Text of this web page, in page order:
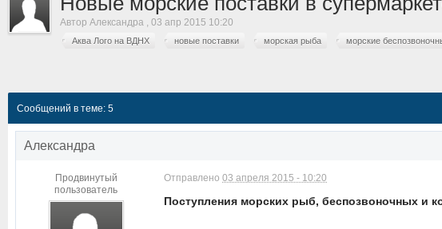
Автор Александра , 03 апр 2015 10:20
Аква Лого на ВДНХ новые поставки морская рыба морские
Сообщений в теме: 5
Александра
Продвинутый
пользователь
Отправлено 03 апреля 2015 - 10:20
Поступления морских рыб, беспозвоночных и